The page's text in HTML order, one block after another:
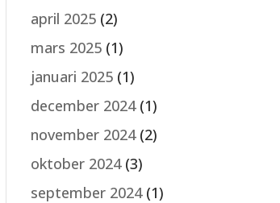
april 2025 (2)
mars 2025 (1)
januari 2025 (1)
december 2024(1)
november 2024(2)
oktober 2024(3)
september 2024(1)